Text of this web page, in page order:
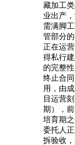
藏加工
业出产
需满脚
管部分
正在运
得私行
的完整
终止合
用，由
目运营
期），
培育期
委托人
拆验收